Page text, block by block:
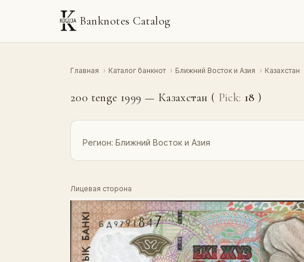
Banknotes Catalog
Главная › Каталог банкнот › Ближний Восток и Азия › Казахстан
200 tenge 1999 — Казахстан ( Pick: 18 )
Регион: Ближний Восток и Азия
Лицевая сторона